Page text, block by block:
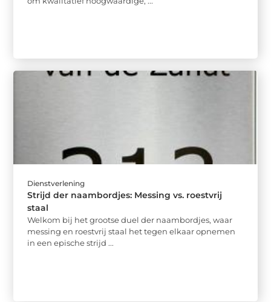
Dienstverlening
Strijd der naambordjes: Messing vs. roestvrij
staal
Welkom bij het grootse duel der naambordjes, waar
messing en roestvrij staal het tegen elkaar opnemen
in een epische strijd ...